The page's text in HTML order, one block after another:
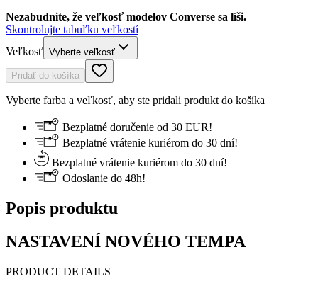
Nezabudnite, že veľkosť modelov Converse sa líši.
Skontrolujte tabuľku veľkostí
Veľkosť Vyberte veľkosť
Pridať do košíka
Vyberte farba a veľkosť, aby ste pridali produkt do košíka
Bezplatné doručenie od 30 EUR!
Bezplatné vrátenie kuriérom do 30 dní!
Bezplatné vrátenie kuriérom do 30 dní!
Odoslanie do 48h!
Popis produktu
NASTAVENÍ NOVÉHO TEMPA
PRODUCT DETAILS